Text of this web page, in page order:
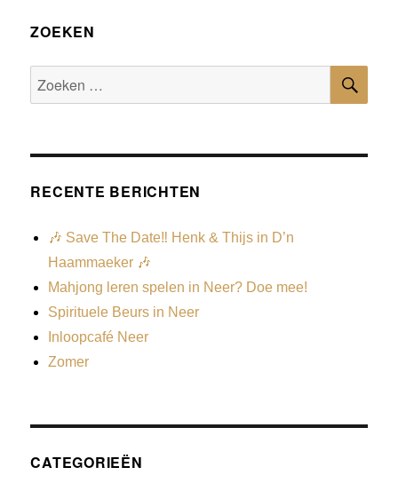
ZOEKEN
RECENTE BERICHTEN
🎶 Save The Date‼️ Henk & Thijs in D’n
Haammaeker 🎶
Mahjong leren spelen in Neer? Doe mee!
Spirituele Beurs in Neer
Inloopcafé Neer
Zomer
CATEGORIEËN